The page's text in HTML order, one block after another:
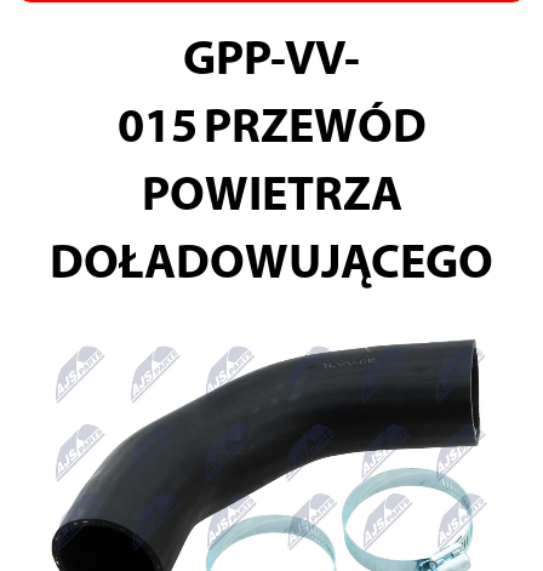
GPP-VV-
015 PRZEWÓD
POWIETRZA
DOŁADOWUJĄCEGO